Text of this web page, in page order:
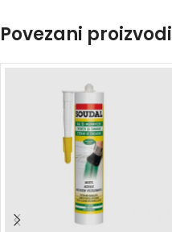
Povezani proizvodi